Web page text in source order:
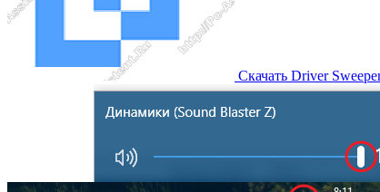
Скачать Driver